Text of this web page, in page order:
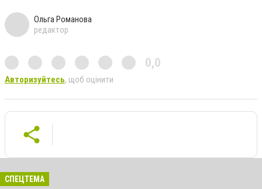
Ольга Романова
редактор
0,0
Авторизуйтесь, щоб оцінити
СПЕЦТЕМА